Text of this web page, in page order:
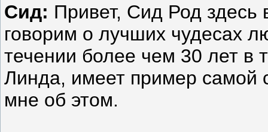
Сид: Привет, Сид Род
говорим о лучших чудесах
течении более чем 30 лет в
Линда, имеет пример самой
мне об этом.